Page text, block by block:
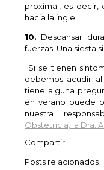
proximal, es decir,
hacia la ingle.
10. Descansar
fuerzas. Una siesta
Si se tienen
debemos acudir
tiene alguna
en verano puede
nuestra
Obstetricia, la Dra.
Compartir
Posts relacionados